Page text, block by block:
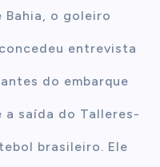
Bahia, o goleiro
entrevista
do embarque
a saída do Talleres-
brasileiro. Ele